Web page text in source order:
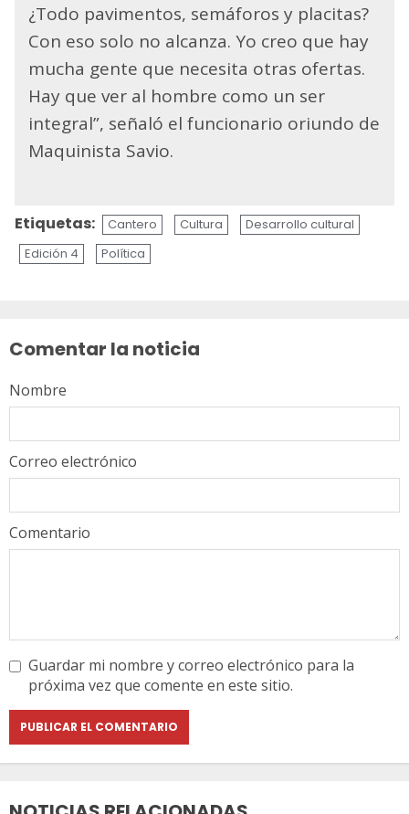
¿Todo pavimentos, semáforos y placitas?
Con eso solo no alcanza. Yo creo que hay
mucha gente que necesita otras ofertas.
Hay que ver al hombre como un ser
integral”, señaló el funcionario oriundo de
Maquinista Savio.
Etiquetas: Cantero Cultura
Desarrollo cultural
Edición 4
Política
Comentar la noticia
Comentario
Nombre
Correo electrónico
Guardar mi nombre y correo electrónico para la
próxima vez que comente en este sitio.